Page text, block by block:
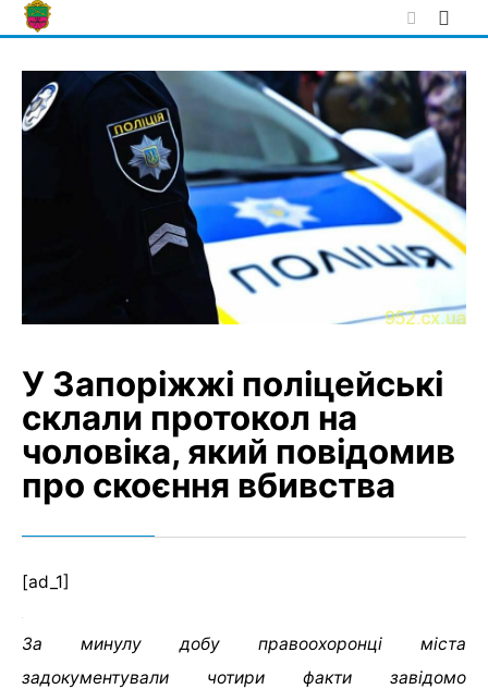
Skip
to
У Запоріжжі поліцейські
склали протокол на
чоловіка, який повідомив
про скоєння вбивства
[ad_1]
За минулу добу правоохоронці міста
задокументували чотири факти завідомо